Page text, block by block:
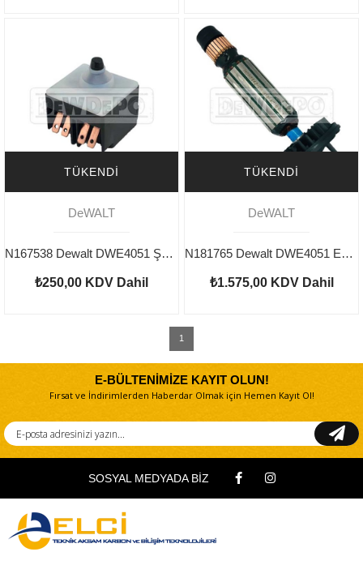
TÜKENDI
DeWALT
N167538 Dewalt DWE4051 Şalter
₺250,00 KDV Dahil
TÜKENDI
DeWALT
N181765 Dewalt DWE4051 Endüvi
₺1.575,00 KDV Dahil
1
E-BÜLTENİMİZE KAYIT OLUN!
Fırsat ve İndirimlerden Haberdar Olmak için Hemen Kayıt Ol!
SOSYAL MEDYADA BİZ